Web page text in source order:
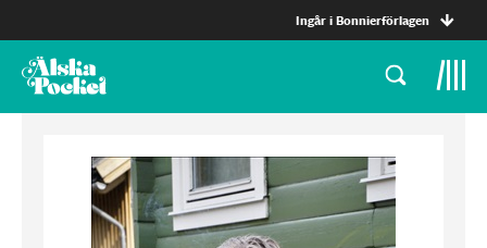
Ingår i Bonnierförlagen